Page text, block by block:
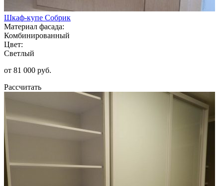
Шкаф-купе Собрик
Материал фасада:
Комбинированный
Цвет:
Светлый
от 81 000 руб.
Рассчитать